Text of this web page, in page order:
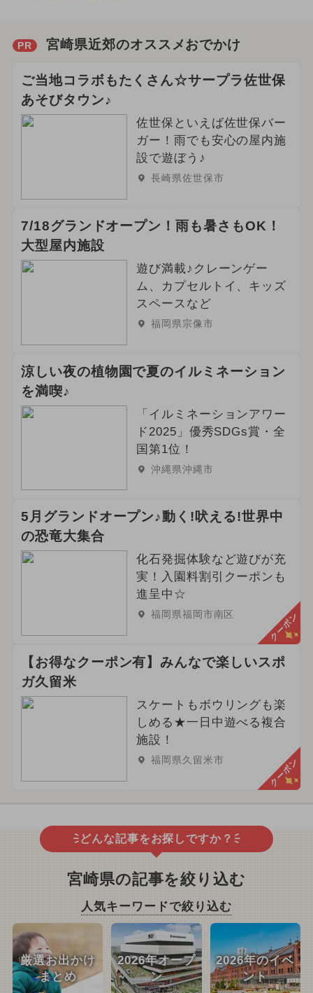
PR 宮崎県近郊のオススメおでかけ
ご当地コラボもたくさん☆サープラ佐世保
あそびタウン♪
佐世保といえば佐世保バー
ガー！雨でも安心の屋内施
設で遊ぼう♪
長崎県佐世保市
7/18グランドオープン！雨も暑さもOK！
大型屋内施設
遊び満載♪クレーンゲー
ム、カプセルトイ、キッズ
スペースなど
福岡県宗像市
涼しい夜の植物園で夏のイルミネーション
を満喫♪
「イルミネーションアワー
ド2025」優秀SDGs賞・全
国第1位！
沖縄県沖縄市
5月グランドオープン♪動く!吠える!世界中
の恐竜大集合
化石発掘体験など遊びが充
実！入園料割引クーポンも
進呈中☆
福岡県福岡市南区 クーポン
【お得なクーポン有】みんなで楽しいスポ
ガ久留米
スケートもボウリングも楽
しめる★一日中遊べる複合
施設！
福岡県久留米市 クーポン
どんな記事をお探しですか？
宮崎県の記事を絞り込む
人気キーワードで絞り込む
厳選お出かけ
まとめ
2026年オープ
ン
2026年のイベ
ント